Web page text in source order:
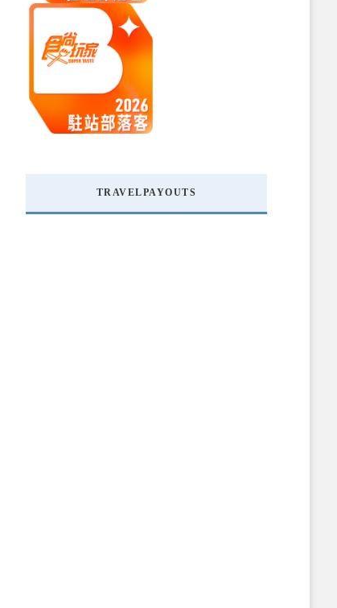
TRAVELPAYOUTS